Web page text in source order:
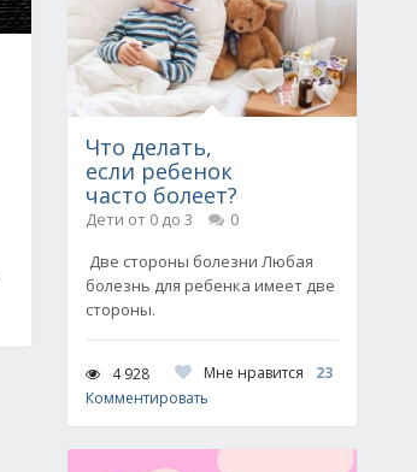
Что делать,
если ребенок
часто болеет?
Дети от 0 до 3
0
Две стороны болезни Любая
болезнь для ребенка имеет две
стороны.
4 928 Мне нравится
23
Комментировать